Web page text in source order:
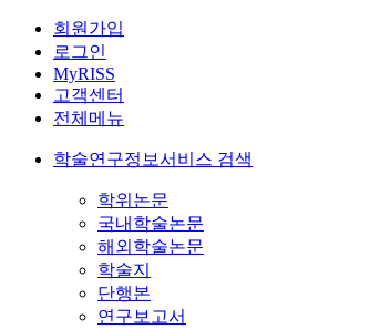
회원가입
로그인
MyRISS
고객센터
전체메뉴
학술연구정보서비스 검색
학위논문
국내학술논문
해외학술논문
학술지
단행본
연구보고서